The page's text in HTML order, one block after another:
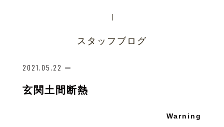
スタッフブログ
2021.05.22 ー
玄関土間断熱
Warning